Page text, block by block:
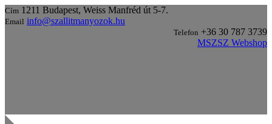
Cím 1211 Budapest, Weiss Manfréd út 5-7.
Email info@szallitmanyozok.hu
Telefon +36 30 787 3739
MSZSZ Webshop